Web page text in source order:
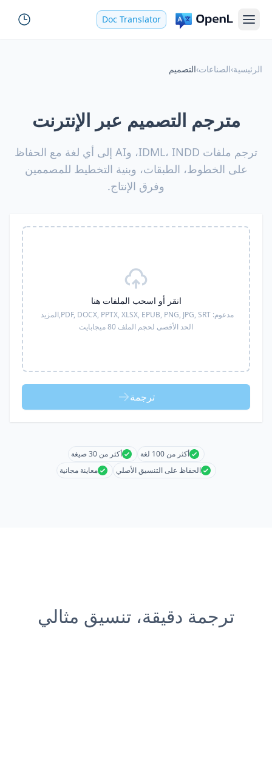
Doc Translator
الرئيسية›الصناعات›التصميم
مترجم التصميم عبر الإنترنت
ترجم ملفات IDML، INDD، وAI إلى أي لغة مع الحفاظ
على الخطوط، الطبقات، وبنية التخطيط للمصممين
وفرق الإنتاج.
انقر أو اسحب الملفات هنا
مدعوم: PDF, DOCX, PPTX, XLSX, EPUB, PNG, JPG, SRT, المزيد
الحد الأقصى لحجم الملف 80 ميجابايت
ترجمة
أكثر من 100 لغة
أكثر من 30 صيغة
الحفاظ على التنسيق الأصلي
معاينة مجانية
ترجمة دقيقة، تنسيق مثالي